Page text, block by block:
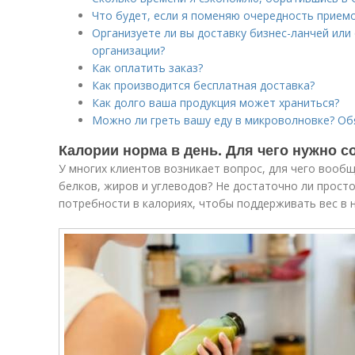
Что будет, если я поменяю очередность
Организуете ли вы доставку бизнес-ланчей
организации?
Как оплатить заказ?
Как производится бесплатная доставка?
Как долго ваша продукция может храниться?
Можно ли греть вашу еду в микроволновке?
Калории норма в день. Для чего нужно
У многих клиентов возникает вопрос, для чего
белков, жиров и углеводов? Не достаточно ли
потребности в калориях, чтобы поддерживать вес в